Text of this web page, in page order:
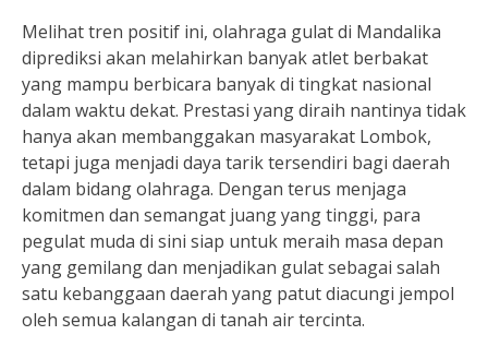
Melihat tren positif ini, olahraga gulat di Mandalika
diprediksi akan melahirkan banyak atlet berbakat
yang mampu berbicara banyak di tingkat nasional
dalam waktu dekat. Prestasi yang diraih nantinya tidak
hanya akan membanggakan masyarakat Lombok,
tetapi juga menjadi daya tarik tersendiri bagi daerah
dalam bidang olahraga. Dengan terus menjaga
komitmen dan semangat juang yang tinggi, para
pegulat muda di sini siap untuk meraih masa depan
yang gemilang dan menjadikan gulat sebagai salah
satu kebanggaan daerah yang patut diacungi jempol
oleh semua kalangan di tanah air tercinta.